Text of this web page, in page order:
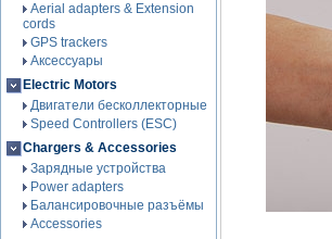
Aerial adapters & Extension
cords
GPS trackers
Аксессуары
Electric Motors
Двигатели бесколлекторные
Speed Controllers (ESC)
Chargers & Accessories
Зарядные устройства
Power adapters
Балансировочные разъёмы
Accessories